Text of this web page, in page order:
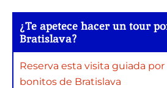
¿Te apetece hacer un tour
Bratislava?
Reserva esta visita guiada
bonitos de Bratislava